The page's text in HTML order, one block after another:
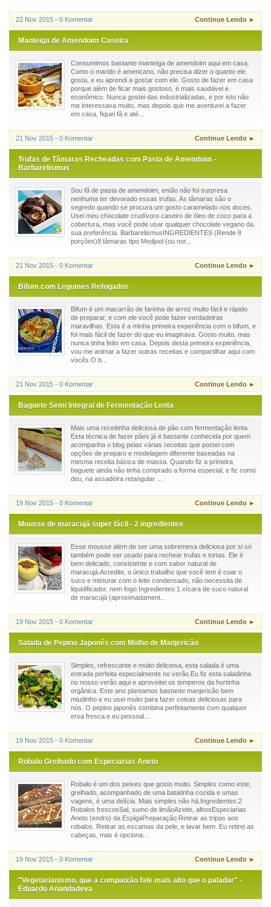
22 Nov 2015 - 0 Komentar Continue Lendo ►
Manteiga de Amendoim Caseira
Consumimos bastante manteiga de amendoim aqui em casa.
Como o marido é americano, não precisa dizer o quanto ele
gosta, e eu aprendi a gostar com ele. Gosto de fazer em casa
porque além de ficar mais gostoso, é mais saudável e
econômico. Nunca gostei das industrializadas, e por isto não
me interessava muito, mas depois que me aventurei a fazer
em casa, fiquei fã e até...
21 Nov 2015 - 0 Komentar Continue Lendo ►
Trufas de Tâmaras Recheadas com Pasta de Amendoim -
Barbarelismus
Sou fã de pasta de amendoim, então não foi surpresa
nenhuma ter devorado essas trufas. As tâmaras são o
segredo quando se procura um gosto caramelado nos doces.
Usei meu chocolate crudívoro caseiro de óleo de coco para a
cobertura, mas você pode usar qualquer chocolate vegano da
sua preferência. BarbarelismusINGREDIENTES (Rende 8
porções)8 tâmaras tipo Medjool (ou nor...
21 Nov 2015 - 0 Komentar Continue Lendo ►
Bifum com Legumes Refogados
Bifum é um macarrão de farinha de arroz muito fácil e rápido
de preparar, e com ele você pode fazer verdadeiras
maravilhas. Esta é a minha primeira experiência com o bifum, e
foi mais fácil de fazer do que eu imaginava. Gosto muito, mas
nunca tinha feito em casa. Depois desta primeira experiência,
vou me animar a fazer outras receitas e compartilhar aqui com
vocês.O b...
21 Nov 2015 - 0 Komentar Continue Lendo ►
Baguete Semi Integral de Fermentação Lenta
Mais uma receitinha deliciosa de pão com fermentação lenta.
Esta técnica de fazer pães já é bastante conhecida por quem
acompanha o blog pelas várias receitas que postei com
opções de preparo e modelagem diferente baseadas na
mesma receita básica de massa. Quando fiz a primeira
baguete ainda não tinha comprado a forma especial, e fiz como
deu, na assadeira retangular ...
19 Nov 2015 - 0 Komentar Continue Lendo ►
Mousse de maracujá super fácil - 2 ingredientes
Esse mousse além de ser uma sobremesa deliciosa por si só
também pode ser usado para rechear trufas e tortas. Ele é
bem delicado, consistente e com sabor natural de
maracujá.Acredite, o único trabalho que você tem é coar o
suco e misturar com o leite condensado, não necessita de
liquidificador, nem fogo.Ingredientes:1 xícara de suco natural
de maracujá (aproximadament...
19 Nov 2015 - 0 Komentar Continue Lendo ►
Salada de Pepino Japonês com Molho de Manjericão
Simples, refrescante e muito deliciosa, esta salada é uma
entrada perfeita especialmente no verão.Eu fiz esta saladinha
no nosso verão aqui e aproveitei os temperos da hortinha
orgânica. Este ano plantamos bastante manjericão bem
miudinho e eu usei muito para fazer coisas deliciosas para
nós. O pepino japonês combina perfeitamente com qualquer
erva fresca e eu pessoal...
19 Nov 2015 - 0 Komentar Continue Lendo ►
Robalo Grelhado com Especiarias Aneto
Robalo é um dos peixes que gosto muito. Simples como este,
grelhado, acompanhado de uma batatinha cozida e umas
vagens, é uma delícia. Mais simples não há.Ingredientes:2
Robalos frescosSal, sumo de limãoAzeite, alhosEspeciarias
Aneto (endro) da EspigaPreparação:Retirar as tripas aos
robalos. Retirar as escamas da pele, e lavar bem. Eu retirei as
cabeças, mas é opciona...
19 Nov 2015 - 0 Komentar Continue Lendo ►
"Vegetarianismo, que a compaixão fale mais alto que o paladar" -
Eduardo Anandadeva